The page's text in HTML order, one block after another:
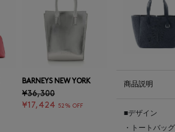
BARNEYS NEW YORK
¥36,300
¥17,424 52% OFF
商品説明
■デザイン
・トートバッグ